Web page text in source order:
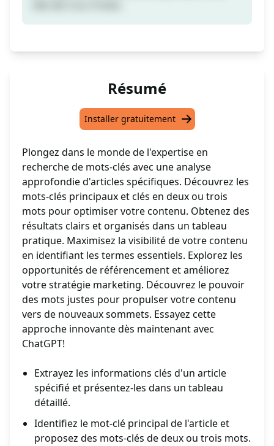
Résumé
Installer gratuitement
Plongez dans le monde de l'expertise en
recherche de mots-clés avec une analyse
approfondie d'articles spécifiques. Découvrez les
mots-clés principaux et clés en deux ou trois
mots pour optimiser votre contenu. Obtenez des
résultats clairs et organisés dans un tableau
pratique. Maximisez la visibilité de votre contenu
en identifiant les termes essentiels. Explorez les
opportunités de référencement et améliorez
votre stratégie marketing. Découvrez le pouvoir
des mots justes pour propulser votre contenu
vers de nouveaux sommets. Essayez cette
approche innovante dès maintenant avec
ChatGPT!
Extrayez les informations clés d'un article
spécifié et présentez-les dans un tableau
détaillé.
Identifiez le mot-clé principal de l'article et
proposez des mots-clés de deux ou trois mots.